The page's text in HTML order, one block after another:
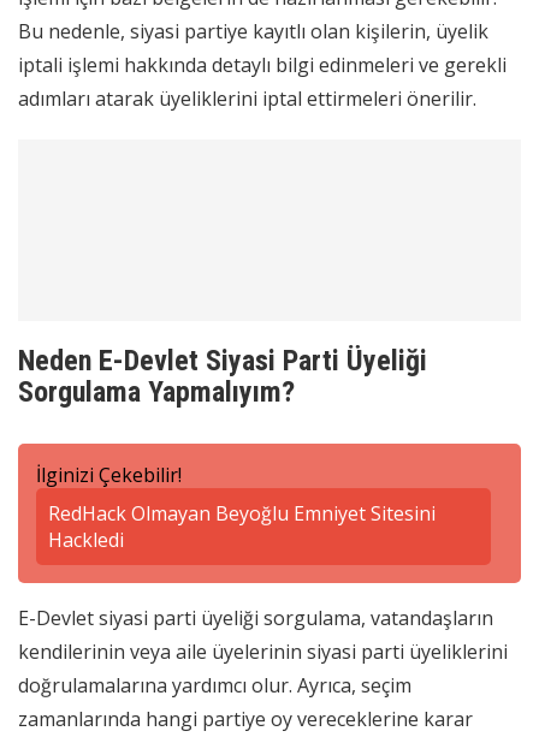
Bu nedenle, siyasi partiye kayıtlı olan kişilerin, üyelik
iptali işlemi hakkında detaylı bilgi edinmeleri ve gerekli
adımları atarak üyeliklerini iptal ettirmeleri önerilir.
Neden E-Devlet Siyasi Parti Üyeliği
Sorgulama Yapmalıyım?
İlginizi Çekebilir!
RedHack Olmayan Beyoğlu Emniyet Sitesini
Hackledi
E-Devlet siyasi parti üyeliği sorgulama, vatandaşların
kendilerinin veya aile üyelerinin siyasi parti üyeliklerini
doğrulamalarına yardımcı olur. Ayrıca, seçim
zamanlarında hangi partiye oy vereceklerine karar